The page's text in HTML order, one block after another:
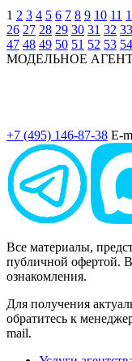
1 2 3 4 5 6 7 8 9 10 11
26 27 28 29 30 31 32 33
47 48 49 50 51 52 53 54
МОДЕЛЬНОЕ
+7 (495) 146-87-38 E-
Все материалы,
публичной офертой.
ознакомления.
Для получения
обратитесь к
mail.